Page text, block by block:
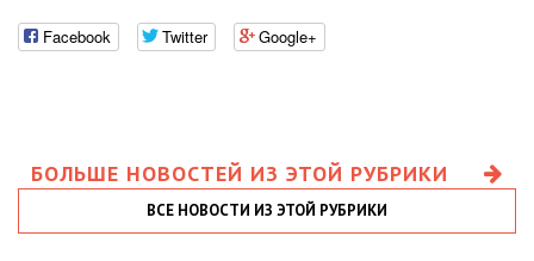
Facebook Twitter Google+
БОЛЬШЕ НОВОСТЕЙ ИЗ ЭТОЙ РУБРИКИ
ВСЕ НОВОСТИ ИЗ ЭТОЙ РУБРИКИ